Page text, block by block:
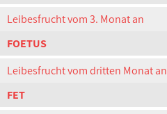
Leibesfrucht vom 3. Monat an
FOETUS
Leibesfrucht vom dritten Monat an
FET